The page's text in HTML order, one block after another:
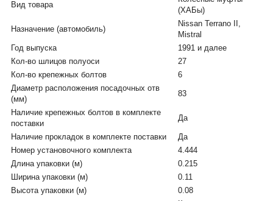
Вид товара
(ХАБы)
Назначение (автомобиль)
Nissan Terrano II,
Mistral
Год выпуска
1991 и далее
Кол-во шлицов полуоси
27
Кол-во крепежных болтов
6
Диаметр расположения посадочных отв
(мм)
83
Наличие крепежных болтов в комплекте
поставки
Да
Наличие прокладок в комплекте поставки
Да
Номер установочного комплекта
4.444
Длина упаковки (м)
0.215
Ширина упаковки (м)
0.11
Высота упаковки (м)
0.08